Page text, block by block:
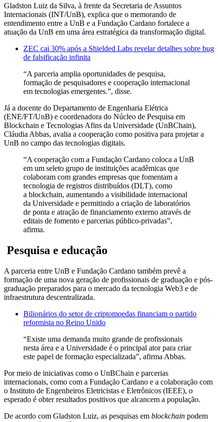
Gladston Luiz da Silva, à frente da Secretaria de Assuntos
Internacionais (INT/UnB), explica que o memorando de
entendimento entre a UnB e a Fundação Cardano fortalece a
atuação da UnB em uma área estratégica da transformação digital.
ZEC cai 30% após a Shielded Labs revelar detalhes sobre bug
de falsificação infinita
“A parceria amplia oportunidades de pesquisa,
formação de pesquisadores e cooperação internacional
em tecnologias emergentes.”, disse.
Já a docente do Departamento de Engenharia Elétrica
(ENE/FT/UnB) e coordenadora do Núcleo de Pesquisa em
Blockchain e Tecnologias Afins da Universidade (UnBChain),
Cláudia Abbas, avalia a cooperação como positiva para projetar a
UnB no campo das tecnologias digitais.
“A cooperação com a Fundação Cardano coloca a UnB
em um seleto grupo de instituições acadêmicas que
colaboram com grandes empresas que fomentam a
tecnologia de registros distribuídos (DLT), como
a blockchain, aumentando a visibilidade internacional
da Universidade e permitindo a criação de laboratórios
de ponta e atração de financiamento externo através de
editais de fomento e parcerias público-privadas”,
afirma.
Pesquisa e educação
A parceria entre UnB e Fundação Cardano também prevê a
formação de uma nova geração de profissionais de graduação e pós-
graduação preparados para o mercado da tecnologia Web3 e de
infraestrutura descentralizada.
Bilionários do setor de criptomoedas financiam o partido
reformista no Reino Unido
“Existe uma demanda muito grande de profissionais
nesta área e a Universidade é o principal ator para criar
este papel de formação especializada”, afirma Abbas.
Por meio de iniciativas como o UnBChain e parcerias
internacionais, como com a Fundação Cardano e a colaboração com
o Instituto de Engenheiros Eletricistas e Eletrônicos (IEEE), o
esperado é obter resultados positivos que alcancem a população.
De acordo com Gladston Luiz, as pesquisas em blockchain podem